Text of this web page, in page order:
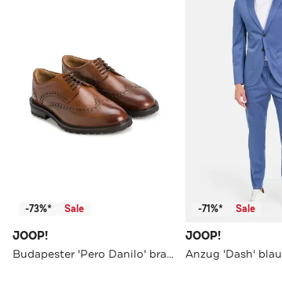
-73%* Sale
JOOP!
Budapester 'Pero Danilo' braun
-71%* Sale
JOOP!
Anzug 'Dash' blau